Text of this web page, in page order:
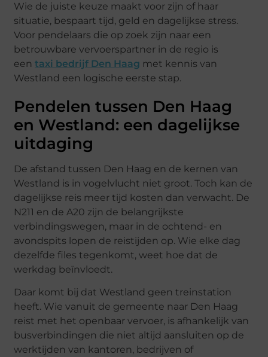
Wie de juiste keuze maakt voor zijn of haar
situatie, bespaart tijd, geld en dagelijkse stress.
Voor pendelaars die op zoek zijn naar een
betrouwbare vervoerspartner in de regio is
eentaxi bedrijf Den Haag met kennis van
Westland een logische eerste stap.
Pendelen tussen Den Haag
en Westland: een dagelijkse
uitdaging
De afstand tussen Den Haag en de kernen van
Westland is in vogelvlucht niet groot. Toch kan de
dagelijkse reis meer tijd kosten dan verwacht. De
N211 en de A20 zijn de belangrijkste
verbindingswegen, maar in de ochtend- en
avondspits lopen de reistijden op. Wie elke dag
dezelfde files tegenkomt, weet hoe dat de
werkdag beïnvloedt.
Daar komt bij dat Westland geen treinstation
heeft. Wie vanuit de gemeente naar Den Haag
reist met het openbaar vervoer, is afhankelijk van
busverbindingen die niet altijd aansluiten op de
werktijden van kantoren, bedrijven of